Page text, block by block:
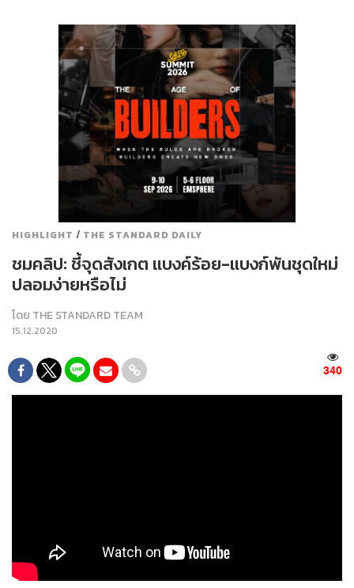
HIGHLIGHT / THE STANDARD DAILY
ชมคลิป: ชี้จุดสังเกต แบงค์ร้อย-แบงก์พันชุดใหม่
ปลอมง่ายหรือไม่
โดย THE STANDARD TEAM
15.12.2020
340